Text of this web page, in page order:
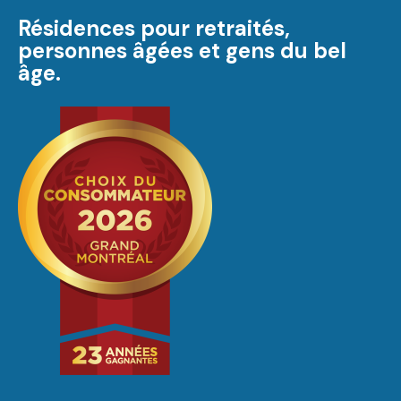
Résidences pour retraités,
personnes âgées et gens du bel
âge.